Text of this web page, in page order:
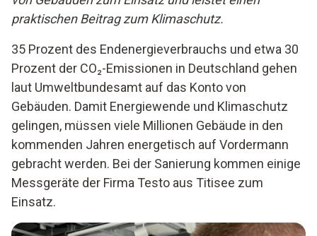
praktischen Beitrag zum Klimaschutz.
35 Prozent des Endenergieverbrauchs und etwa 30
Prozent der CO₂-Emissionen in Deutschland gehen
laut Umweltbundesamt auf das Konto von
Gebäuden. Damit Energiewende und Klimaschutz
gelingen, müssen viele Millionen Gebäude in den
kommenden Jahren energetisch auf Vordermann
gebracht werden. Bei der Sanierung kommen einige
Messgeräte der Firma Testo aus Titisee zum
Einsatz.